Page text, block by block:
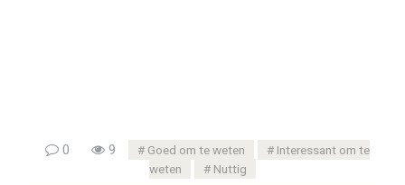
0 9 Goed om te weten
Interessant om te
weten
Nuttig